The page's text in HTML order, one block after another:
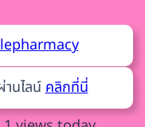
านไลน์คลิกที่นี่